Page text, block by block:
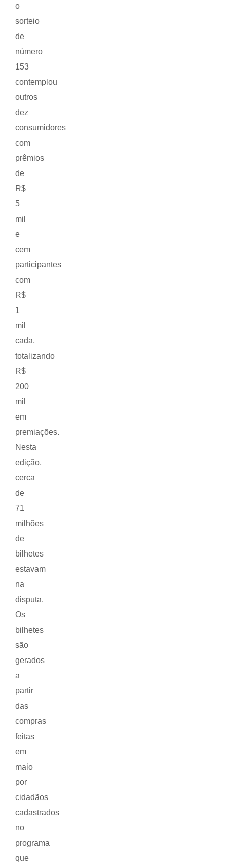
o
sorteio
de
número
153
contemplou
outros
dez
consumidores
com
prêmios
de
R$
5
mil
e
cem
participantes
com
R$
1
mil
cada,
totalizando
R$
200
mil
em
premiações.
Nesta
edição,
cerca
de
71
milhões
de
bilhetes
estavam
na
disputa.
Os
bilhetes
são
gerados
a
partir
das
compras
feitas
em
maio
por
cidadãos
cadastrados
no
programa
que